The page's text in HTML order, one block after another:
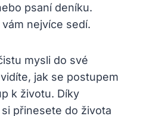
psaní deníku.
nejvíce sedí.
mysli do své
jak se postupem
k životu. Díky
přinesete do života